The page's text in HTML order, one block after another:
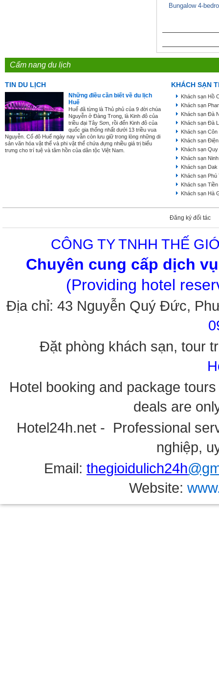
Bungalow 4-
Cẩm nang du lịch
TIN DU LỊCH
Những điều cần biết về du lịch
Huế
Huế đã từng là Thủ phủ của 9 đời chúa
Nguyễn ở Đàng Trong, là Kinh đô của
triều đại Tây Sơn, rồi đến Kinh đô của
quốc gia thống nhất dưới 13 triều vua
Nguyễn. Cố đô Huế ngày nay vẫn còn lưu giữ trong lòng những di
sản văn hóa vật thể và phi vật thể chứa đựng nhiều giá trị biểu
trưng cho trí tuệ và tâm hồn của dân tộc Việt Nam.
KHÁCH SẠN
Khách sạn Hồ
Khách sạn
Khách sạn Đà
Khách sạn Đà
Khách sạn
Khách sạn
Khách sạn
Khách sạn
Khách sạn Dak
Khách sạn Phú
Khách sạn
Khách sạn Hà
Đăng ký đối tác
CÔNG TY TNHH THẾ
Chuyên cung cấp dịch
(Providing hotel
Địa chỉ: 43 Nguyễn Quý Đức,
Đặt phòng khách sạn, tour
Hotel booking and package
deals are
Hotel24h.net - Professional
nghiệp,
Email: thegioidulich24h
Website: